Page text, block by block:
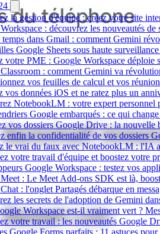
la gestion d'équipe : créez votre site
: découvrez les nouveautés
dans Gmail : comment Gemini
Google Sheets sous haute
votre PME : Google Workspace déploie
: comment Gemini va
vos feuilles de calcul et vos
vos données iOS et ne ratez plus un
NotebookLM : votre expert personnel
Google embarqués : ce qui
vos dossiers Google Drive : la nouvelle
enfin la confidentialité de vos dossiers
le vrai du faux avec NotebookLM : l'IA
votre travail d'équipe et boostez votre
Google Workspace : testez vos
: Le Meet Add-ons SDK est là,
: l'onglet Partagés débarque en
les secrets de l'adoption de Gemini
Workspace est-il vraiment vert ?
votre travail : les nouveautés Google
Google Forms parfaits : 11 astuces